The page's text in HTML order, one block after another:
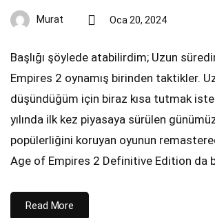
Murat Oca 20, 2024
Başlığı şöylede atabilirdim; Uzun
Empires 2 oynamış birinden taktikler.
düşündüğüm için biraz kısa tutmak
yılında ilk kez piyasaya sürülen
popülerliğini koruyan oyunun
Age of Empires 2 Definitive Edition da
Read More